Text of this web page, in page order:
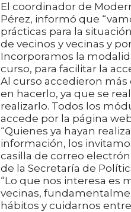
El coordinador de
Pérez, informó que
prácticas para la
de vecinos y vecinas y
Incorporamos la
curso, para facilitar la
Al curso accedieron
en hacerlo, ya que se
realizarlo. Todos los
accede por la página
“Quienes ya hayan
información, los
casilla de correo
de la Secretaría de
“Lo que nos interesa es
vecinas,
hábitos y cuidarnos